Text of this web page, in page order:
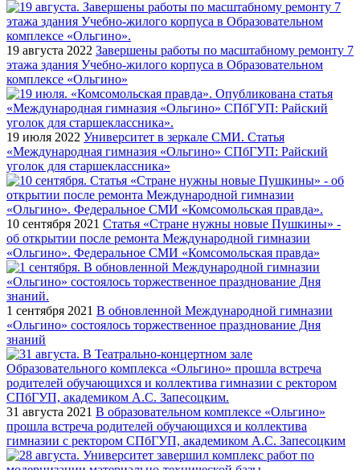
19 августа 2022 Завершены работы по масштабному ремонту 7
этажа здания Учебно-жилого корпуса в Образовательном
комплексе «Ольгино»
19 июля 2022 Университет в зеркале СМИ. Статья
«Международная гимназия «Ольгино» СПбГУП: Райский
уголок для старшеклассника»
10 сентября 2021 Статья «Стране нужны новые Пушкины» -
об открытии после ремонта Международной гимназии
«Ольгино». Федеральное СМИ «Комсомольская правда»
1 сентября 2021 В обновленной Международной гимназии
«Ольгино» состоялось торжественное празднование Дня
знаний
31 августа 2021 В образовательном комплексе «Ольгино»
прошла встреча родителей обучающихся и коллектива
гимназии с ректором СПбГУП, академиком А.С. Запесоцким